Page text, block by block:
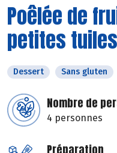
Poêlée de
petites
Dessert Sans gluten
Nombre de
4 personnes
Préparation